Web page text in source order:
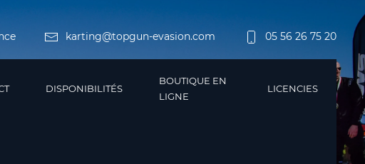
karting@topgun-evasion.com 05 56 26 75 20
DISPONIBILITÉS
BOUTIQUE EN
LIGNE
LICENCIES